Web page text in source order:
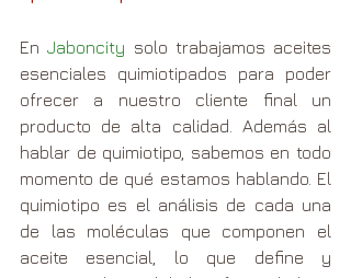
En Jaboncity solo trabajamos aceites
esenciales quimiotipados para poder
ofrecer a nuestro cliente final un
producto de alta calidad. Además al
hablar de quimiotipo, sabemos en todo
momento de qué estamos hablando. El
quimiotipo es el análisis de cada una
de las moléculas que componen el
aceite esencial, lo que define y